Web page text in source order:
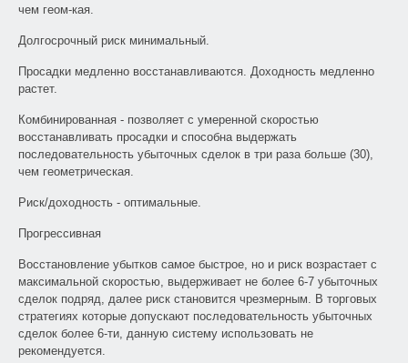
чем геом-кая.
Долгосрочный риск минимальный.
Просадки медленно восстанавливаются. Доходность медленно
растет.
Комбинированная - позволяет с умеренной скоростью
восстанавливать просадки и способна выдержать
последовательность убыточных сделок в три раза больше (30),
чем геометрическая.
Риск/доходность - оптимальные.
Прогрессивная
Восстановление убытков самое быстрое, но и риск возрастает с
максимальной скоростью, выдерживает не более 6-7 убыточных
сделок подряд, далее риск становится чрезмерным. В торговых
стратегиях которые допускают последовательность убыточных
сделок более 6-ти, данную систему использовать не
рекомендуется.